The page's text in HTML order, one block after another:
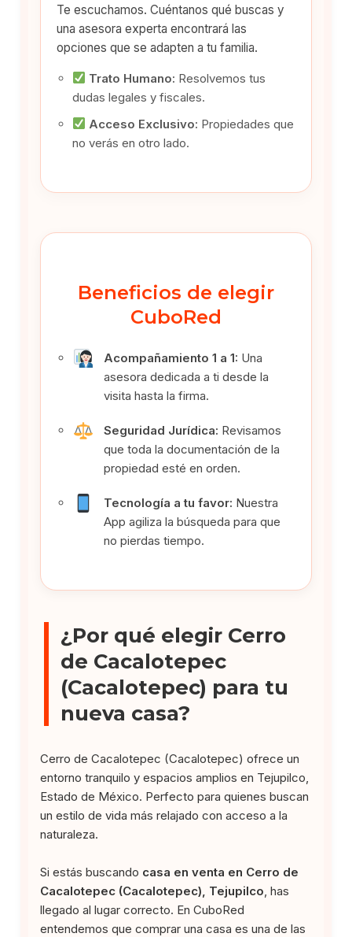
Te escuchamos. Cuéntanos qué buscas y
una asesora experta encontrará las
opciones que se adapten a tu familia.
Trato Humano: Resolvemos tus
dudas legales y fiscales.
Acceso Exclusivo: Propiedades que
no verás en otro lado.
Beneficios de elegir
CuboRed
Acompañamiento 1 a 1: Una
asesora dedicada a ti desde la
visita hasta la firma.
Seguridad Jurídica: Revisamos
que toda la documentación de la
propiedad esté en orden.
Tecnología a tu favor: Nuestra
App agiliza la búsqueda para que
no pierdas tiempo.
¿Por qué elegir Cerro
de Cacalotepec
(Cacalotepec) para tu
nueva casa?
Cerro de Cacalotepec (Cacalotepec) ofrece un
entorno tranquilo y espacios amplios en Tejupilco,
Estado de México. Perfecto para quienes buscan
un estilo de vida más relajado con acceso a la
naturaleza.
Si estás buscando casa en venta en Cerro de
Cacalotepec (Cacalotepec), Tejupilco , has
llegado al lugar correcto. En CuboRed
entendemos que comprar una casa es una de las